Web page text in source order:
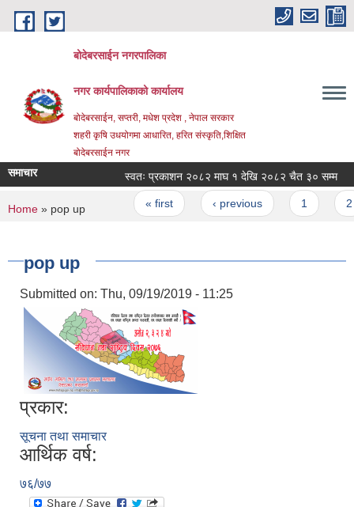
Skip to main content
बोदेबरसाईन नगरपालिका
नगर कार्यपालिकाको कार्यालय
बोदेबरसाईन, सप्तरी, मधेश प्रदेश , नेपाल सरकार
शहरी कृषि उधयोगमा आधारित, हरित संस्कृति,शिक्षित
बोदेबरसाईन नगर
समाचार स्वतः प्रकाशन २०८२ माघ १ देखि २०८२ चैत ३० सम्म
Pages
« first ‹ previous
You are here
Home » pop up
pop up
Submitted on: Thu, 09/19/2019 - 11:25
प्रकार:
सूचना तथा समाचार
आर्थिक वर्ष:
७६/७७